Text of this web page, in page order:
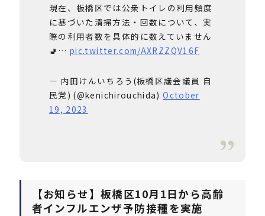
現在、板橋区では公衆トイレの利用頻度
に基づいた清掃方法・回数について、実
際の利用者数を具体的に数えていません
🚽…pic.twitter.com/AXRZZQV16F
— 内田けんいちろう(板橋区議会議員 自
民党) (@kenichirouchida)October
19, 2023
【お知らせ】板橋区10月1日から高齢
者インフルエンザ予防接種を実施